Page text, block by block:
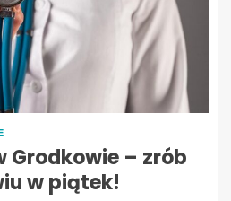
Grodkowie – zrób
w piątek!